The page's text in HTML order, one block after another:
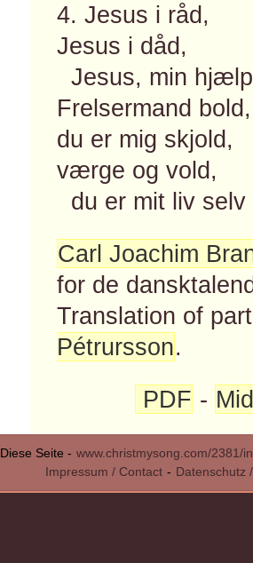
4. Jesus i råd,
Jesus i dåd,
Jesus, min
Frelsermand bold,
du er mig skjold,
værge og vold,
du er mit liv
Carl Joachim
for de
Translation of
Pétrursson.
PDF -
Diese Seite - www.christmysong.com/2381/
Impressum / Contact - Datenschutz